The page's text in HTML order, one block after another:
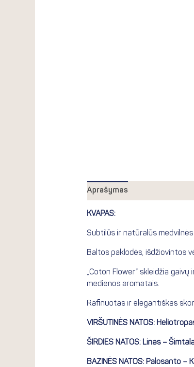
Aprašymas
KVAPAS:
Subtilūs ir natūralūs
Baltos paklodės, išdžiovintos
„Coton Flower“ skleidžia
medienos aromatais.
Rafinuotas ir elegantiškas
VIRŠUTINĖS NATOS:
ŠIRDIES NATOS: Linas –
BAZINĖS NATOS: Palosanto